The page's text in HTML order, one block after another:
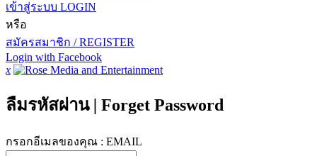
เข้าสู่ระบบ LOGIN
หรือ
สมัครสมาชิก / REGISTER
Login with Facebook
x
ลืมรหัสผ่าน | Forget Password
กรอกอีเมลของคุณ : EMAIL